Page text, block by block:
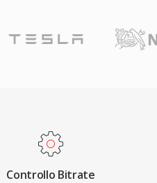
Controllo Bitrate